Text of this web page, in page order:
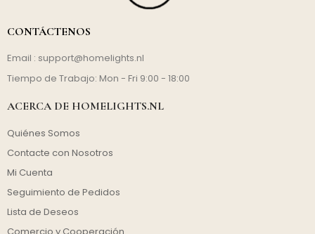
CONTÁCTENOS
Email : support@homelights.nl
Tiempo de Trabajo: Mon - Fri 9:00 - 18:00
ACERCA DE HOMELIGHTS.NL
Quiénes Somos
Contacte con Nosotros
Mi Cuenta
Seguimiento de Pedidos
Lista de Deseos